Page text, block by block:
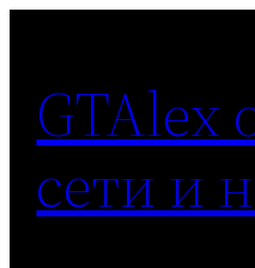
содержимому
GTAlex
сети и